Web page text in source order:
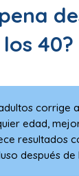
40?
corrige
edad,
resultados
después de